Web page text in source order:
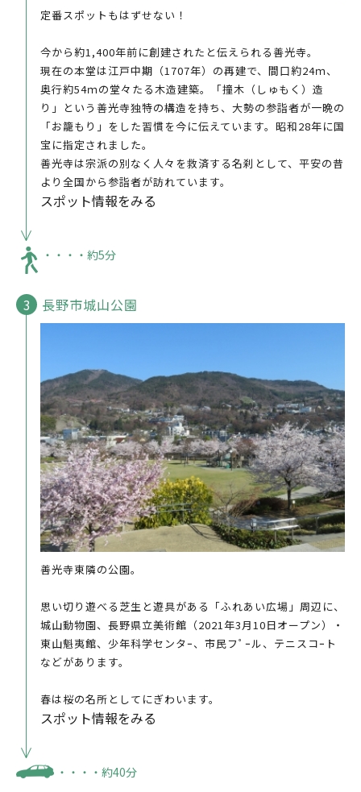
定番スポットもはずせない！
今から約1,400年前に創建されたと伝えられる善光寺。
現在の本堂は江戸中期（1707年）の再建で、間口約24ｍ、
奥行約54ｍの堂々たる木造建築。「撞木（しゅもく）造
り」という善光寺独特の構造を持ち、大勢の参詣者が一晩の
「お籠もり」をした習慣を今に伝えています。昭和28年に国
宝に指定されました。
善光寺は宗派の別なく人々を救済する名刹として、平安の昔
より全国から参詣者が訪れています。
スポット情報をみる
・・・・約5分
長野市城山公園
善光寺東隣の公園。
思い切り遊べる芝生と遊具がある「ふれあい広場」周辺に、
城山動物園、長野県立美術館（2021年3月10日オープン）・
東山魁夷館、少年科学センタｰ、市民フﾟｰル、テニスコｰト
などがあります。
春は桜の名所としてにぎわいます。
スポット情報をみる
・・・・約40分